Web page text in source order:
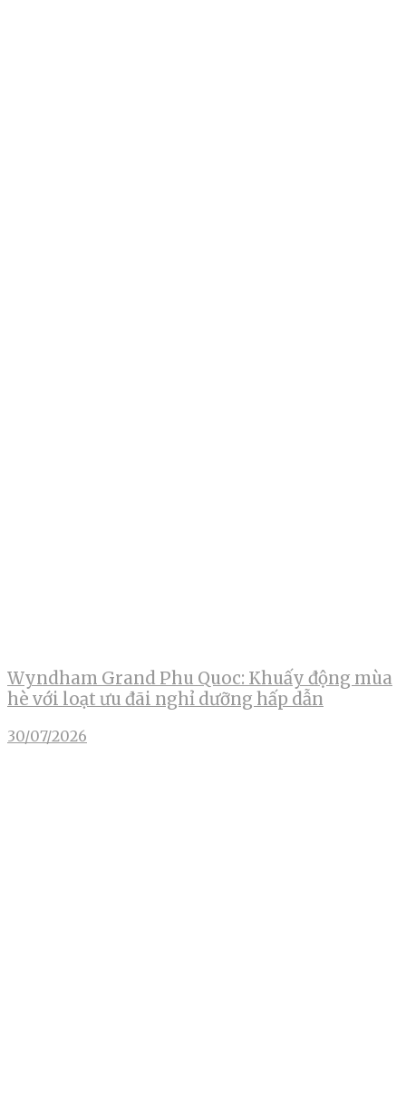
Wyndham Grand Phu Quoc: Khuấy động mùa
hè với loạt ưu đãi nghỉ dưỡng hấp dẫn
30/07/2026